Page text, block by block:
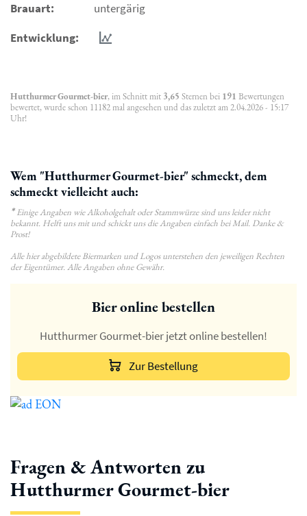
Brauart:
untergärig
Entwicklung:
Hutthurmer Gourmet-bier, im Schnitt mit 3,65 Sternen bei 191 Bewertungen
bewertet, wurde schon 11182 mal angesehen und das zuletzt am 2.04.2026 - 15:17
Uhr!
Wem "Hutthurmer Gourmet-bier" schmeckt, dem
schmeckt vielleicht auch:
*Einige Angaben wie Alkoholgehalt oder Stammwürze sind uns leider nicht
bekannt. Helft uns mit und schickt uns die Angaben einfach bei Mail. Danke &
Prost!
Alle hier abgebildete Biermarken und Logos unterstehen den jeweiligen Rechten
der Eigentümer. Alle Angaben ohne Gewähr.
Bier online bestellen
Hutthurmer Gourmet-bier jetzt online bestellen!
Zur Bestellung
Fragen & Antworten zu
Hutthurmer Gourmet-bier